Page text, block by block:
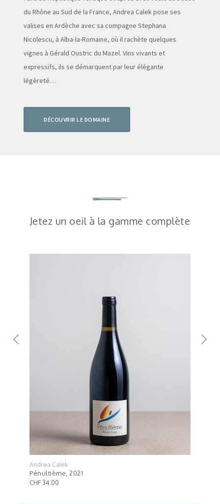
du Rhône au Sud de la France, Andrea Calek pose ses
valises en Ardèche avec sa compagne Stephana
Nicolescu, à Alba-la-Romaine, où il rachète quelques
vignes à Gérald Oustric du Mazel. Vins vivants et
expressifs, ils se démarquent par leur élégante
légèreté…
DÉCOUVRIR LE DOMAINE
Jetez un oeil à la gamme complète
Andrea Calek
Pénultième, 2021
CHF 34.00